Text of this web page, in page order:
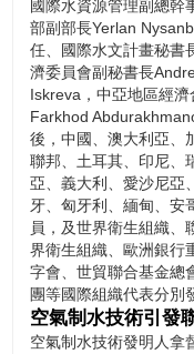
國際水資源管理副總幹
部副部長Yerlan
任、國際水文計畫秘書
濟委員會副秘書長
Iskreva，中亞地區經
Farkhod
後，中國、澳大利亞、
聯邦、土耳其、印尼、
亞、義大利、愛沙尼亞
牙、匈牙利、緬甸、安
員，及世界衛生組織、
界衛生組織、歐洲銀行
字會、世貿聯合基金總
團等國際組織代表分別
空氣制水技術引發
空氣制水技術發明人拿